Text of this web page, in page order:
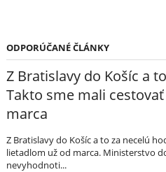
ODPORÚČANÉ ČLÁNKY
Z Bratislavy do Košíc a
Takto sme mali
marca
Z Bratislavy do Košíc a to za necelú
lietadlom už od marca. Ministerstvo
nevyhodnoti...